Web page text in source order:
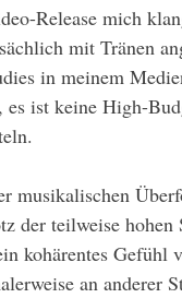
Release mich
mit Tränen
in meinem
es ist keine High-
der teilweise
kohärentes
an anderer